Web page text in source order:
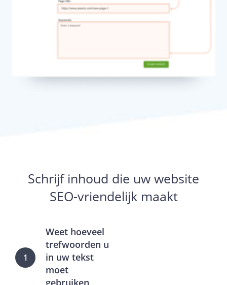
Schrijf inhoud die uw website
SEO-vriendelijk maakt
1
Weet hoeveel
trefwoorden u
in uw tekst
moet